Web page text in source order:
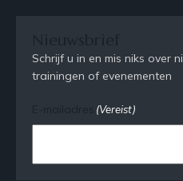
Schrijf u in en mis niks over
trainingen of evenementen
(Vereist)